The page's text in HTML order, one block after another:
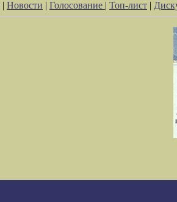
| Новости | Голосование | Топ-лист |